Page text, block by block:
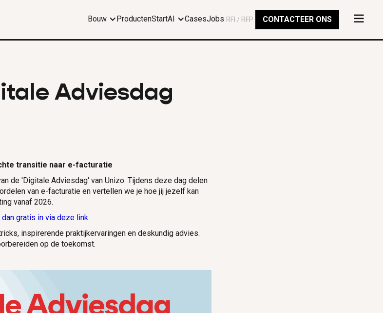
Bouw ProductenStartAI CasesJobs RFI / RFP CONTACTEER ONS
Adviesdag
transitie naar e-facturatie
de 'Digitale Adviesdag' van Unizo. Tijdens deze dag delen
van e-facturatie en vertellen we je hoe jij jezelf kan
vanaf 2026.
gratis in via deze link.
inspirerende praktijkervaringen en deskundig advies.
op de toekomst.